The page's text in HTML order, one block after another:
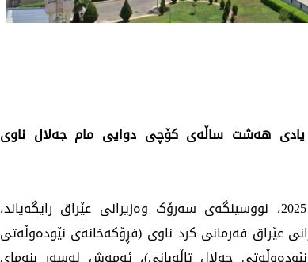
یادی هەشت ساڵەی کۆچی دوایی مام جەلال ناوی
ئەمڕۆ هەینی 3ی تشرینی یەکەمی 2025، نووسینگەی سەرۆک وەزیرانی عێراق رایگەیاند،
عێراق فەرمانی کرد ناوی (فڕۆکەخانەی نێودەوڵەتی